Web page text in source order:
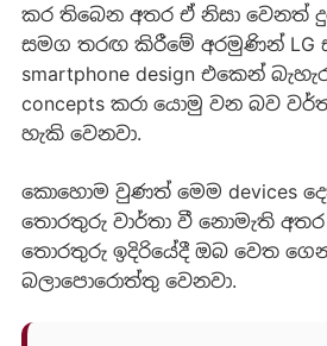
කර තිබෙන අතර ඒ නිසා වෙනත්
සමග තරඟ කිරීමේ අරමුණින් LG
smartphone design එකෙන්
concepts කරා යොමු වන බව
හැකි වෙනවා.
කොහොම වුණත් මෙම devices
තොරතුරු වාර්තා වී නොමැති අතර
තොරතුරු ඉදිරියේදී ඔබ වෙත
බලාපොරොත්තු වෙනවා.